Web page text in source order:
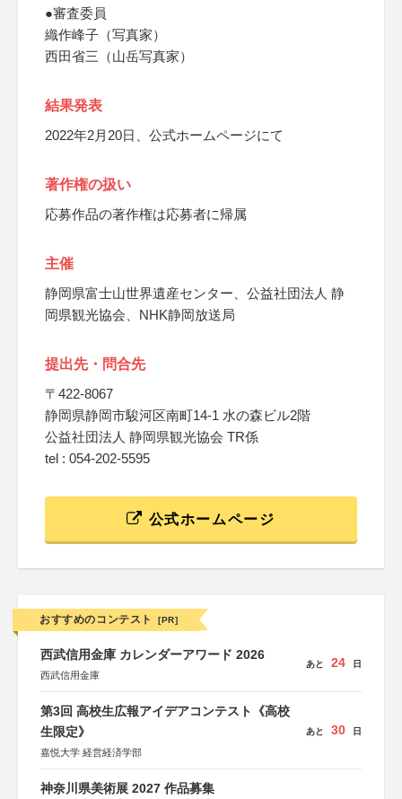
●審査委員
織作峰子（写真家）
西田省三（山岳写真家）
結果発表
2022年2月20日、公式ホームページにて
著作権の扱い
応募作品の著作権は応募者に帰属
主催
静岡県富士山世界遺産センター、公益社団法人 静
岡県観光協会、NHK静岡放送局
提出先・問合先
〒422-8067
静岡県静岡市駿河区南町14-1 水の森ビル2階
公益社団法人 静岡県観光協会 TR係
tel : 054-202-5595
公式ホームページ
おすすめのコンテスト [PR]
西武信用金庫 カレンダーアワード 2026
西武信用金庫
あと 24 日
第3回 高校生広報アイデアコンテスト《高校
生限定》
嘉悦大学 経営経済学部
あと 30 日
神奈川県美術展 2027 作品募集